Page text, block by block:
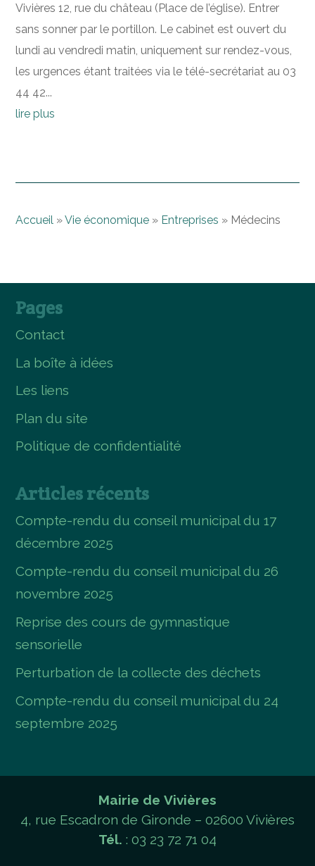
Vivières 12, rue du château (Place de l’église). Entrer
sans sonner par le portillon. Le cabinet est ouvert du
lundi au vendredi matin, uniquement sur rendez-vous,
les urgences étant traitées via le télé-secrétariat au 03
44 42...
lire plus
Accueil »Vie économique » Entreprises » Médecins
Pages
Contact
La boîte à idées
Les liens
Plan du site
Politique de confidentialité
Articles récents
Compte-rendu du conseil municipal du 17
décembre 2025
Compte-rendu du conseil municipal du 26
novembre 2025
Reprise des cours de gymnastique
sensorielle
Perturbation de la collecte des déchets
Compte-rendu du conseil municipal du 24
septembre 2025
Mairie de Vivières
4, rue Escadron de Gironde – 02600 Vivières
Tél. : 03 23 72 71 04